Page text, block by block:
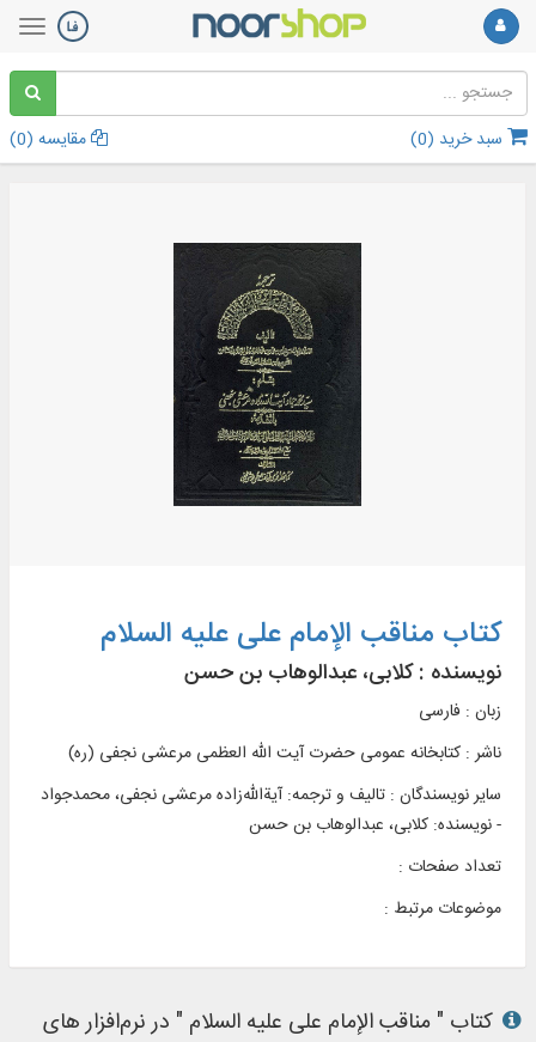
سبد خرید (0
) مقایسه (0
)
کتاب مناقب الإمام علی علیه السلام
نویسنده :کلابی، عبدالوهاب بن حسن
زبان : فارسی
ناشر : کتابخانه عمومی حضرت آيت الله العظمی مرعشی نجفی (ره)
سایر نویسندگان : تاليف و ترجمه: آیةال‍ل‍ه‌زاده‌ م‍رع‍ش‍ی‌ ن‍ج‍ف‍ی‌، م‍ح‍م‍دج‍واد
- نویسنده: کلابی، عبدالوهاب بن حسن
تعداد صفحات :
موضوعات مرتبط :
کتاب " مناقب الإمام علی علیه السلام " در نرم‌افزار های